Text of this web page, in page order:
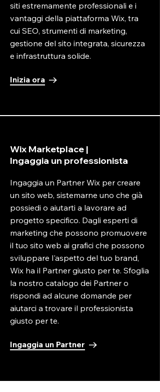
siti estremamente professionali e i
vantaggi della piattaforma Wix, tra
cui SEO, strumenti di marketing,
gestione del sito integrata, sicurezza
e infrastruttura solide.
Inizia ora
Wix Marketplace |
Ingaggia un professionista
Ingaggia un Partner Wix per creare
un sito web, sistemarne uno che già
possiedi o aiutarti a lavorare ad
progetto specifico. Dagli esperti di
marketing che possono promuovere
il tuo sito web ai grafici che possono
sviluppare l'aspetto del tuo brand,
Wix ha il Partner giusto per te. Sfoglia
la nostro catalogo dei Partner o
rispondi ad alcune domande per
aiutarci a trovare il professionista
giusto per te.
Ingaggia un Partner